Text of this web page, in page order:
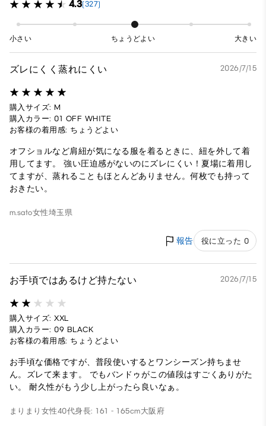
4.3(327)
小さい ちょうどよい 大きい
ズレにくく蒸れにくい 2026/7/15
購入サイズ: M
購入カラー: 01 OFF WHITE
お客様の着用感: ちょうどよい
オフショルなど肩紐が気になる服を着るときに、紐を外して着
用してます。 強い圧迫感がないのにズレにくい！夏場に着用し
てますが、蒸れることもほとんどありません。何枚でも持って
おきたい。
m.sato女性埼玉県
報告 役に立った 0
お手頃ではあるけど持たない 2026/7/15
購入サイズ: XXL
購入カラー: 09 BLACK
お客様の着用感: ちょうどよい
お手頃な価格ですが、普段使いするとワンシーズン持ちませ
ん。ズレて来ます。 でもバンドゥがこの値段はすごくありがた
い。 耐久性がもう少し上がったら良いなぁ。
まりまり 女性40代身長: 161 - 165cm大阪府